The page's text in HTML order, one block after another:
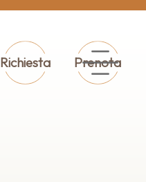
Richiesta Prenota